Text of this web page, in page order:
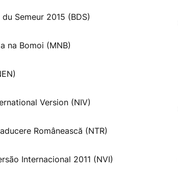
du Semeur 2015 (BDS)
na Bomoi (MNB)
Version (NIV)
Românească (NTR)
Internacional 2011 (NVI)